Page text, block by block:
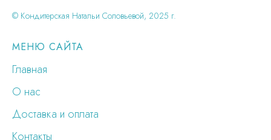
© Кондитерская Натальи Соловьевой, 2025 г.
МЕНЮ САЙТА
Главная
О нас
Доставка и оплата
Контакты